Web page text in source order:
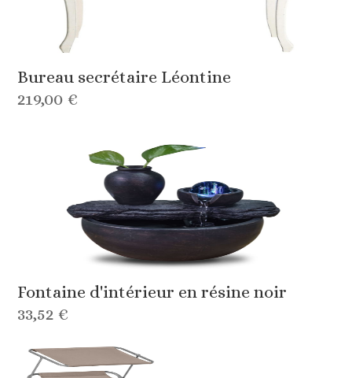
Bureau secrétaire Léontine
219,00 €
Fontaine d'intérieur en résine noir
33,52 €